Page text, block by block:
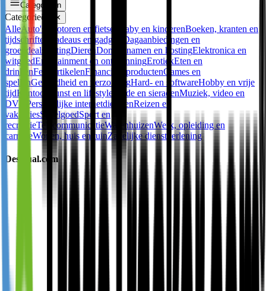
Categorieën
Categorieën ✕
AlleAuto's, motoren en fietsen Baby en kinderenBoeken, kranten en
tijdschriften
Cadeaus en gadgets
Dagaanbiedingen en
groepdeals
DatingDierenDomeinnamen en hostingElektronica en
witgoedEntertainment en ontspanningErotiekEten en
drinkenFeestartikelenFinanciële productenGames en
spellenGezondheid en verzorgingHard- en softwareHobby en vrije
tijdKantoor Kunst en lifestyle Mode en sieradenMuziek, video en
DVD
Persoonlijke internetdienstenReizen en
vakantiesSpeelgoedSport en
recreatieTelecommunicatieWarenhuizenWerk, opleiding en
carrièreWonen, huis en tuinZakelijke dienstverlening
Desigual.com